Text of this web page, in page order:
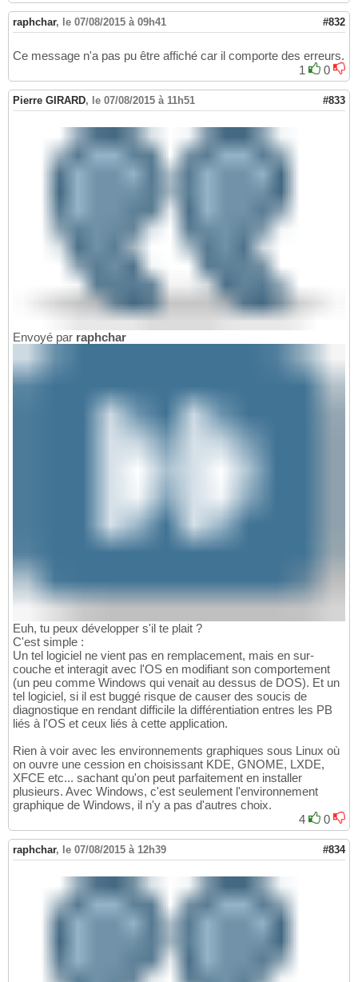
raphchar, le 07/08/2015 à 09h41 #832
Ce message n'a pas pu être affiché car il comporte des erreurs.
1
0
Pierre GIRARD, le 07/08/2015 à 11h51 #833
Envoyé par raphchar
Euh, tu peux développer s'il te plait ?
C'est simple :
Un tel logiciel ne vient pas en remplacement, mais en sur-
couche et interagit avec l'OS en modifiant son comportement
(un peu comme Windows qui venait au dessus de DOS). Et un
tel logiciel, si il est buggé risque de causer des soucis de
diagnostique en rendant difficile la différentiation entres les PB
liés à l'OS et ceux liés à cette application.
Rien à voir avec les environnements graphiques sous Linux où
on ouvre une cession en choisissant KDE, GNOME, LXDE,
XFCE etc... sachant qu'on peut parfaitement en installer
plusieurs. Avec Windows, c'est seulement l'environnement
graphique de Windows, il n'y a pas d'autres choix.
4
0
raphchar, le 07/08/2015 à 12h39 #834